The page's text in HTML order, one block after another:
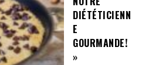
DIÉTÉTICIENN
E
GOURMANDE!
»